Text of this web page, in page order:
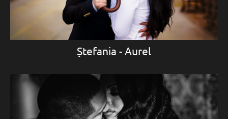
Ștefania - Aurel